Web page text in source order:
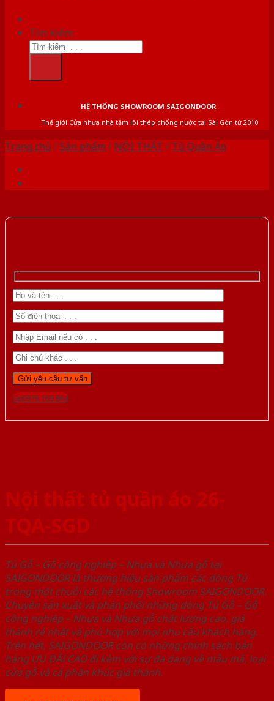
Tìm kiếm:
HỆ THỐNG SHOWROOM SAIGONDOOR
Thế giới Cửa nhựa nhà tắm lõi thép chống nước tại Sài Gòn từ 2010
Trang chủ /Sản phẩm / NỘI THẤT / Tủ Quần Áo
Gọi 0976.169.864
Nội thất tủ quần áo 26-
TQA-SGD
Tủ Gỗ – Gỗ công nghiêp – Nhựa và Nhựa gỗ tại
SAIGONDOOR là thương hiệu sản phẩm các dòng Tủ
trong một chuỗi các hệ thống Showroom SAIGONDOOR.
Chuyên sản xuất và phân phối những dòng Tủ Gỗ – Gỗ
công nghiêp – Nhựa và Nhựa gỗ chất lượng cao, giá
thành rẻ nhất và phù hợp với mọi nhu cầu khách hàng.
Trên hết, SAIGONDOOR còn có những chính sách bán
hàng ƯU ĐÃI CAO đi kèm với sự đa dạng về mẫu mã, loại
cửa gỗ và cả phân khúc giá thành.